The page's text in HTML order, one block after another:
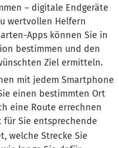
– digitale Endgeräte
wertvollen Helfern
Apps können Sie in
bestimmen und den
Ziel ermitteln.
mit jedem Smartphone
einen bestimmten Ort
eine Route errechnen
für Sie entsprechende
welche Strecke Sie